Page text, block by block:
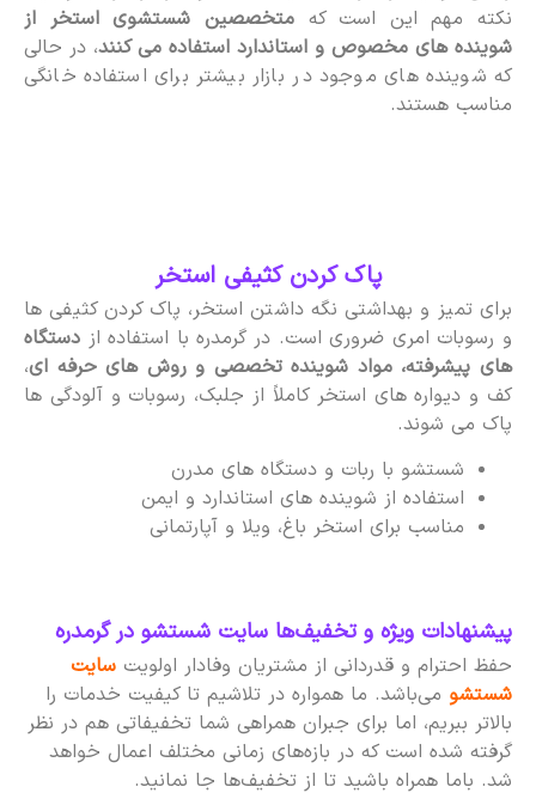
نکته مهم این است که متخصصین شستشوی استخر از
شوینده های مخصوص و استاندارد استفاده می کنند، در حالی
که شوینده های موجود در بازار بیشتر برای استفاده خانگی
مناسب هستند.
پاک کردن کثیفی استخر
برای تمیز و بهداشتی نگه داشتن استخر، پاک کردن کثیفی ها
و رسوبات امری ضروری است. در گرمدره با استفاده از دستگاه
های پیشرفته، مواد شوینده تخصصی و روش های حرفه ای،
کف و دیواره های استخر کاملاً از جلبک، رسوبات و آلودگی ها
پاک می شوند.
شستشو با ربات و دستگاه های مدرن
استفاده از شوینده های استاندارد و ایمن
مناسب برای استخر باغ، ویلا و آپارتمانی
پیشنهادات ویژه و تخفیف‌ها سایت شستشو در گرمدره
حفظ احترام و قدردانی از مشتریان وفادار اولویت سایت
شستشومی‌باشد. ما همواره در تلاشیم تا کیفیت خدمات را
بالاتر ببریم، اما برای جبران همراهی شما تخفیفاتی هم در نظر
گرفته شده است که در بازه‌های زمانی مختلف اعمال خواهد
شد. باما همراه باشید تا از تخفیف‌ها جا نمانید.